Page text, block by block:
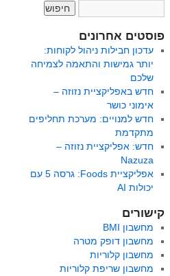
פוסטים אחרונים
עדכון חבילות ניהול לקוחות:
יותר גמישות והתאמה לצמיחה
שלכם
חדש באפליקציית נזוזה –
אימוני כושר
חדש למנויים: מערכת תחליפים
מתקדמת
חדש: אפליקציית נזוזה –
Nazuza
אפליקציית Foods: גרסה 5 עם
יכולות AI
קישורים
מחשבון BMI
מחשבון דופק מטרה
מחשבון קלוריות
מחשבון שריפת קלוריות